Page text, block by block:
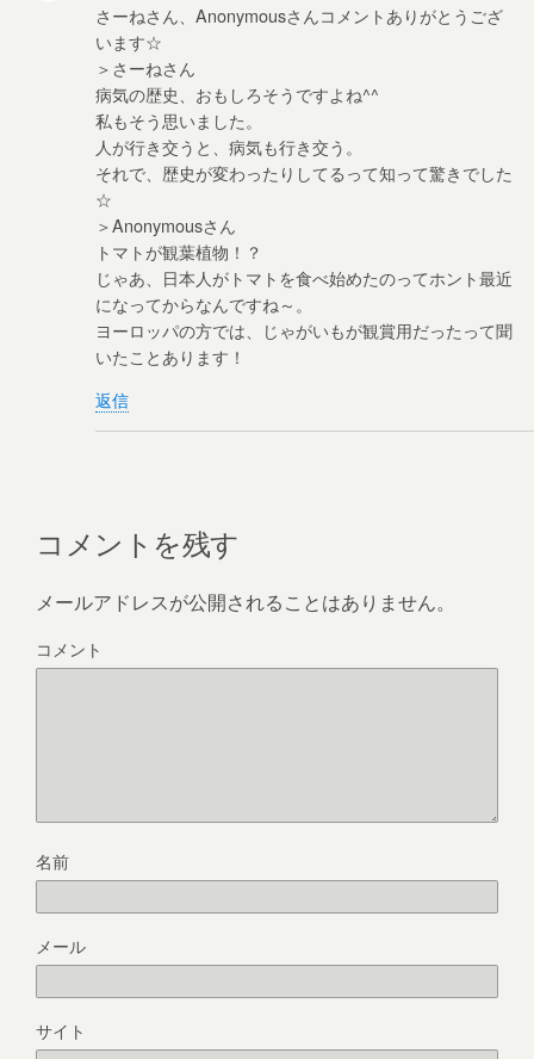
さーねさん、Anonymousさんコメントありがとうござ
います☆
＞さーねさん
病気の歴史、おもしろそうですよね^^
私もそう思いました。
人が行き交うと、病気も行き交う。
それで、歴史が変わったりしてるって知って驚きでした
☆
＞Anonymousさん
トマトが観葉植物！？
じゃあ、日本人がトマトを食べ始めたのってホント最近
になってからなんですね～。
ヨーロッパの方では、じゃがいもが観賞用だったって聞
いたことあります！
返信
コメントを残す
メールアドレスが公開されることはありません。
コメント
名前
メール
サイト